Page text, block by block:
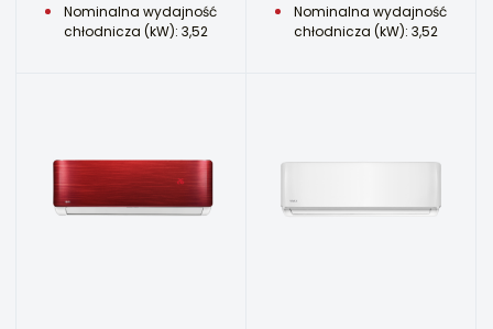
Nominalna wydajność
chłodnicza (kW): 3,52
Nominalna wydajność
chłodnicza (kW): 3,52